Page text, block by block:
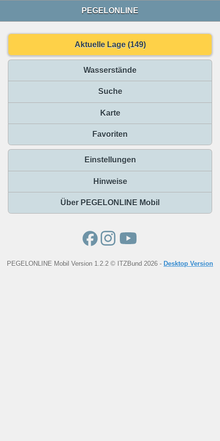
PEGELONLINE
Aktuelle Lage (149)
Wasserstände
Suche
Karte
Favoriten
Einstellungen
Hinweise
Über PEGELONLINE Mobil
PEGELONLINE Mobil Version 1.2.2 © ITZBund 2026 - Desktop Version